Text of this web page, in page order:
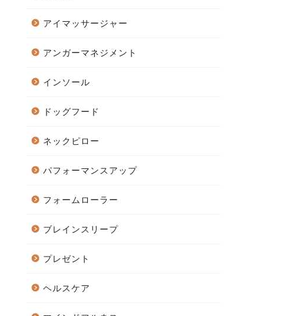
アイマッサージャー
アンガーマネジメント
インソール
ドッグフード
ネックピロー
パフォーマンスアップ
フォームローラー
ブレインスリープ
プレゼント
ヘルスケア